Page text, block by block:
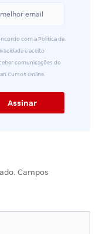
com a Política de
e aceito
comunicações do
Cursos Online.
Campos